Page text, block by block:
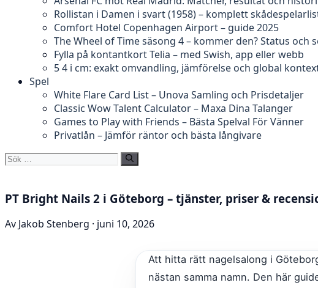
Rollistan i Damen i svart (1958) – komplett
Comfort Hotel Copenhagen Airport – guide 2025
The Wheel of Time säsong 4 – kommer den? Status och
Fylla på kontantkort Telia – med Swish, app eller webb
5 4 i cm: exakt omvandling, jämförelse och global
Spel
White Flare Card List – Unova Samling och Prisdetaljer
Classic Wow Talent Calculator – Maxa Dina Talanger
Games to Play with Friends – Bästa Spelval För Vänner
Privatlån – Jämför räntor och bästa långivare
Sök
PT Bright Nails 2 i Göteborg – tjänster, priser &
Av Jakob Stenberg · juni 10, 2026
Att hitta rätt nagelsalong i
nästan samma namn. Den här